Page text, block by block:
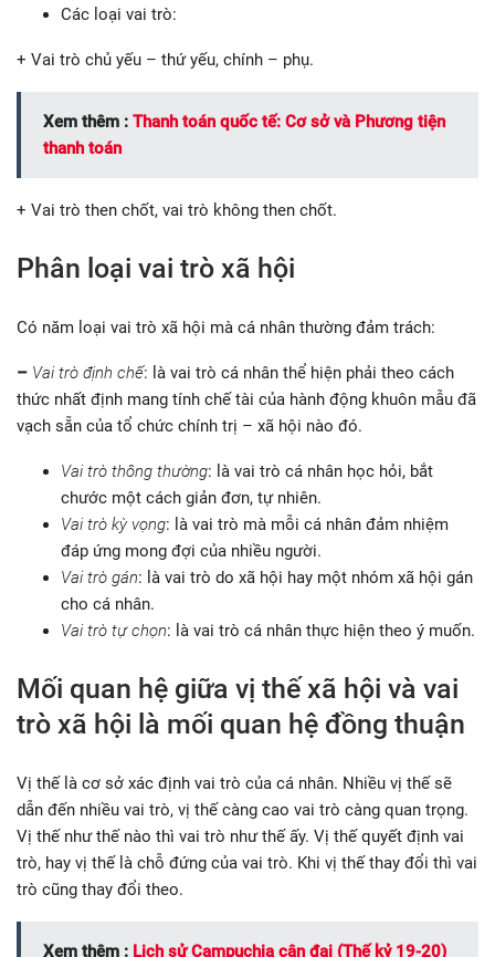
Các loại vai trò:
+ Vai trò chủ yếu – thứ yếu, chính – phụ.
Xem thêm : Thanh toán quốc tế: Cơ sở và Phương tiện
thanh toán
+ Vai trò then chốt, vai trò không then chốt.
Phân loại vai trò xã hội
Có năm loại vai trò xã hội mà cá nhân thường đảm trách:
– Vai trò định chế: là vai trò cá nhân thể hiện phải theo cách
thức nhất định mang tính chế tài của hành động khuôn mẫu đã
vạch sẵn của tổ chức chính trị – xã hội nào đó.
Vai trò thông thường: là vai trò cá nhân học hỏi, bắt
chước một cách giản đơn, tự nhiên.
Vai trò kỳ vọng: là vai trò mà mỗi cá nhân đảm nhiệm
đáp ứng mong đợi của nhiều người.
Vai trò gán: là vai trò do xã hội hay một nhóm xã hội gán
cho cá nhân.
Vai trò tự chọn: là vai trò cá nhân thực hiện theo ý muốn.
Mối quan hệ giữa vị thế xã hội và vai
trò xã hội là mối quan hệ đồng thuận
Vị thế là cơ sở xác định vai trò của cá nhân. Nhiều vị thế sẽ
dẫn đến nhiều vai trò, vị thế càng cao vai trò càng quan trọng.
Vị thế như thế nào thì vai trò như thế ấy. Vị thế quyết định vai
trò, hay vị thế là chỗ đứng của vai trò. Khi vị thế thay đổi thì vai
trò cũng thay đổi theo.
Xem thêm : Lịch sử Campuchia cận đại (Thế kỷ 19-20)